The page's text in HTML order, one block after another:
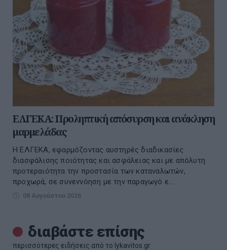
ΕΛΓΕΚΑ: Προληπτική απόσυρση και ανάκληση
μαρμελάδας
Η ΕΛΓΕΚΑ, εφαρμόζοντας αυστηρές διαδικασίες
διασφάλισης ποιότητας και ασφάλειας και με απόλυτη
προτεραιότητα την προστασία των καταναλωτών,
προχωρά, σε συνεννόηση με την παραγωγό ε...
08 Αυγούστου 2026
διαβάστε επίσης
περισσότερες ειδήσεις από το lykavitos.gr